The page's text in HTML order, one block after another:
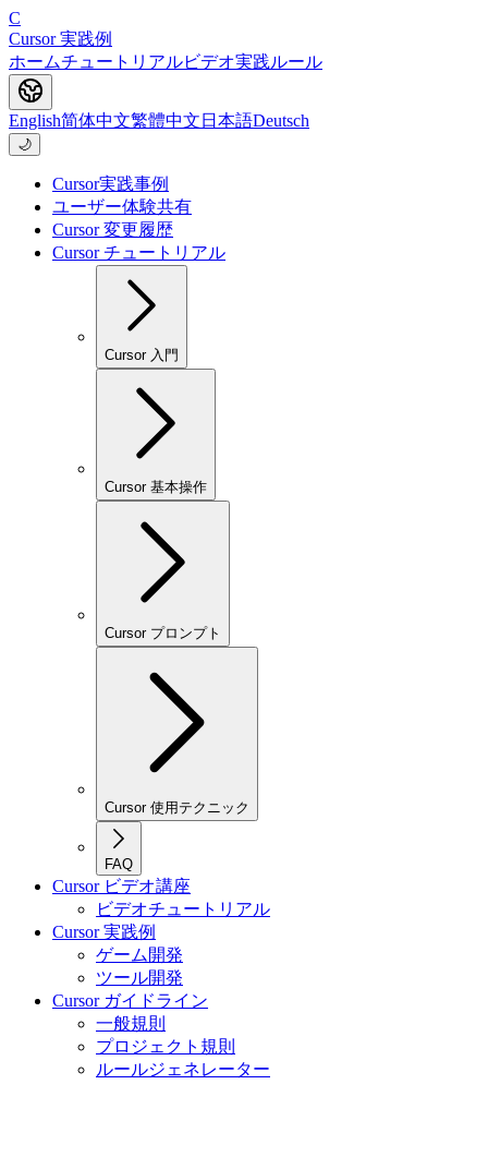
C
Cursor 実践例
ホームチュートリアルビデオ実践ルール
English简体中文繁體中文 日本語Deutsch
🌙
Cursor実践事例
ユーザー体験共有
Cursor 変更履歴
Cursor チュートリアル
Cursor 入門
Cursor 基本操作
Cursor プロンプト
Cursor 使用テクニック
FAQ
Cursor ビデオ講座
ビデオチュートリアル
Cursor 実践例
ゲーム開発
ツール開発
Cursor ガイドライン
一般規則
プロジェクト規則
ルールジェネレーター